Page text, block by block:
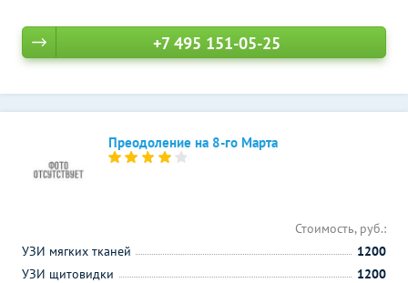
+7 495 151-05-25
Преодоление на 8-го Марта
Стоимость, руб.:
УЗИ мягких тканей
1200
УЗИ щитовидки
1200